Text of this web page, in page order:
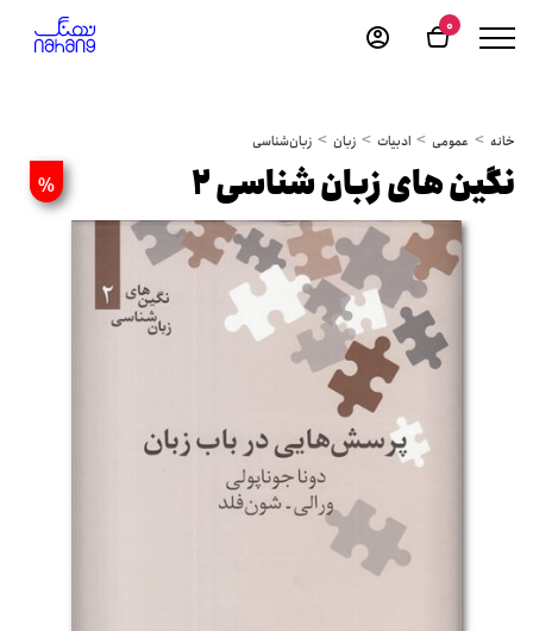
0
خانه عمومی ادبیات زبان زبان‌شناسی
% نگین های زبان شناسی 2